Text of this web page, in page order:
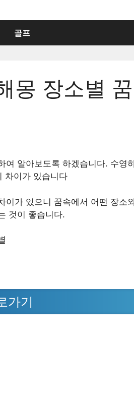
골프
몽 장소별
여 알아보도록 하겠습니다. 수영
차이가 있습니다
이가 있으니 꿈속에서 어떤 장소
것이 좋습니다.
가기